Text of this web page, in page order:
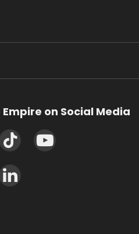
Empire on Social Media
TikTok YouTube
LinkedIn